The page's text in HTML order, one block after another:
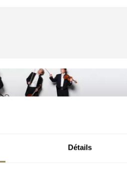
Détails